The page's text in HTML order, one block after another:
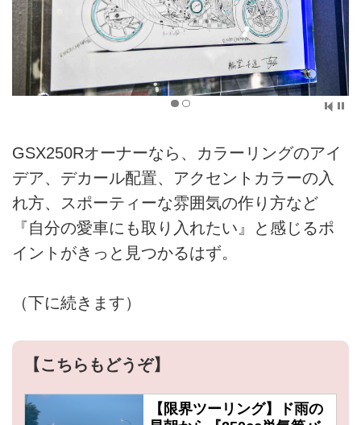
GSX250Rオーナーなら、カラーリングのアイ
デア、デカール配置、アクセントカラーの入
れ方、スポーティーな雰囲気の作り方など
『自分の愛車にも取り入れたい』と感じるポ
イントがきっと見つかるはず。
（下に続きます）
【こちらもどうぞ】
【限界ツーリング】ド雨の